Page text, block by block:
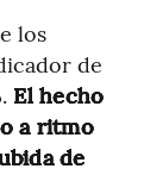
los
de
El hecho
a ritmo
de